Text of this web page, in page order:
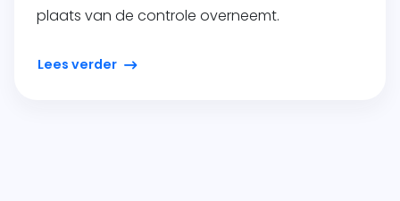
plaats van de controle overneemt.
Lees verder